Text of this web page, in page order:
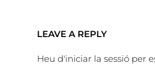
LEAVE A REPLY
Heu d'iniciar la sessió per